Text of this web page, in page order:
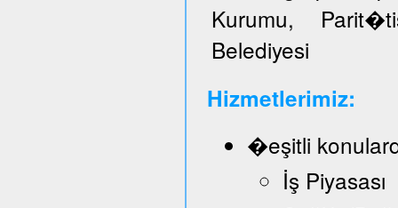
Kurumu,
Belediyesi
Hizmetlerimiz:
�eşitli
İş Piyasası